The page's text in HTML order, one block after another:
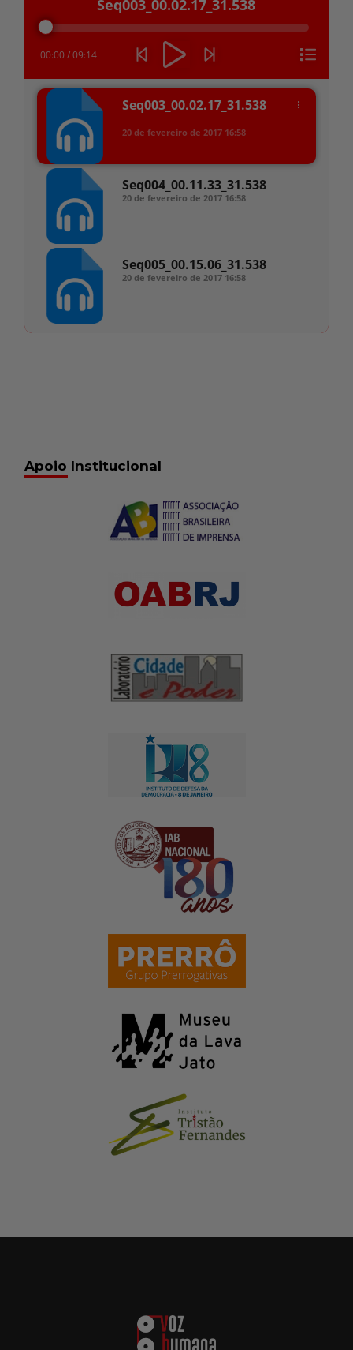
áudio
Seq003_00.02.17_31.538
00:00 /09:14
Seq003_00.02.17_31.538
20 de fevereiro de 2017 16:58
Seq004_00.11.33_31.538
20 de fevereiro de 2017 16:58
Seq005_00.15.06_31.538
20 de fevereiro de 2017 16:58
Apoio Institucional